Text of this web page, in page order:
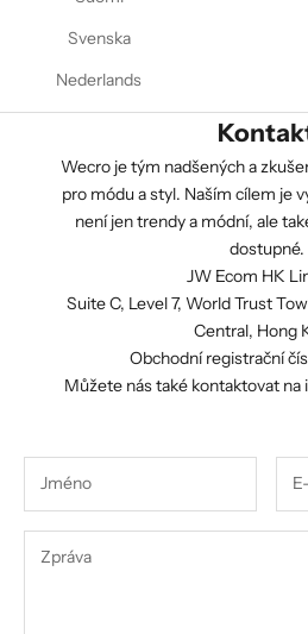
Svenska
Nederlands
Wecro je tým nadšených a
pro módu a styl. Naším cílem je
není jen trendy a módní, ale
dostupné.
JW Ecom HK
Suite C, Level 7, World Trust
Central, Hong
Obchodní registrační
Můžete nás také kontaktovat na